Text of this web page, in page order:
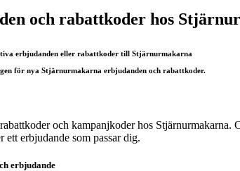
och rabattkoder hos
erbjudanden eller rabattkoder till Stjärnurmakarna
för nya Stjärnurmakarna erbjudanden och rabattkoder.
och kampanjkoder hos
erbjudande som passar dig.
erbjudande